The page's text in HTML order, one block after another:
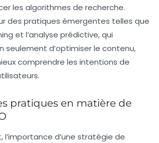
les algorithmes de recherche.
des pratiques émergentes telles que
et l’analyse prédictive, qui
seulement d’optimiser le contenu,
comprendre les intentions de
pratiques en matière de
l’importance d’une stratégie de